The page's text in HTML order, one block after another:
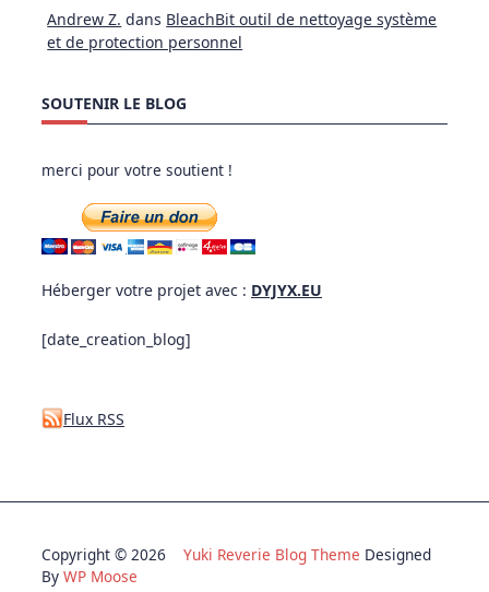
Andrew Z. dans BleachBit outil de nettoyage système
et de protection personnel
SOUTENIR LE BLOG
merci pour votre soutient !
Héberger votre projet avec : DYJYX.EU
[date_creation_blog]
Flux RSS
Copyright © 2026 Yuki Reverie Blog Theme Designed
By WP Moose